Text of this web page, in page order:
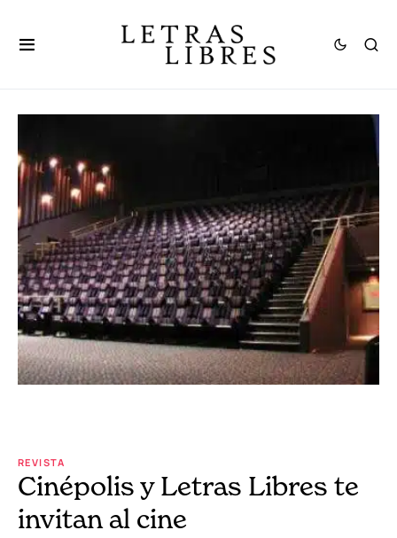
REVISTA
Cinépolis y Letras Libres te
invitan al cine